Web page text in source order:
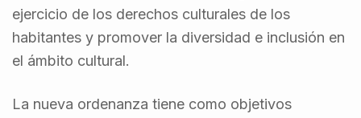
ejercicio de los derechos culturales de los
habitantes y promover la diversidad e inclusión en
el ámbito cultural.
La nueva ordenanza tiene como objetivos